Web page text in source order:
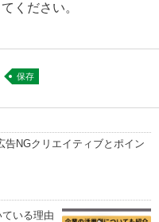
ください。
保存
告NGクリエイティブとポイン
ている理由